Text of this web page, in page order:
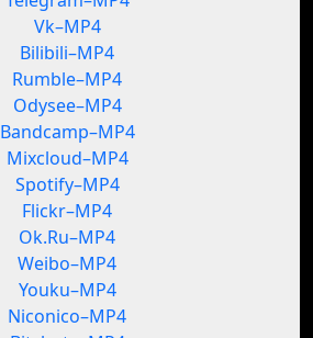
Vk–MP4
Bilibili–MP4
Rumble–MP4
Odysee–MP4
Bandcamp–MP4
Mixcloud–MP4
Spotify–MP4
Flickr–MP4
Ok.Ru–MP4
Weibo–MP4
Youku–MP4
Niconico–MP4